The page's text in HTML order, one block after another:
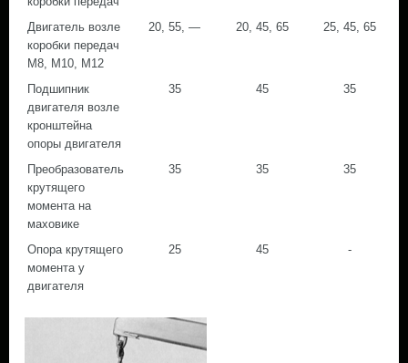
Двигатель возле
коробки передач
М8, М10, М12
20, 55, — 20, 45, 65 25, 45, 65
Подшипник
двигателя возле
кронштейна
опоры двигателя
35 45 35
Преобразователь
крутящего
момента на
маховике
35 35 35
Опора крутящего
момента у
двигателя
25 45 -